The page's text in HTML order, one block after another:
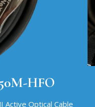
HFO
Active Optical Cable